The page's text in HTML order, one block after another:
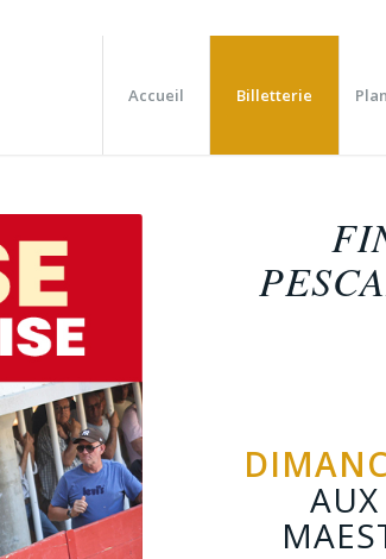
Accueil Billetterie